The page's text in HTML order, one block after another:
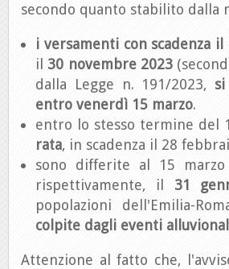
secondo quanto stabilito dalla
i versamenti con scadenza il
il 30 novembre 2023
dalla Legge n. 191/2023,
entro venerdì 15 marzo.
entro lo stesso termine del
rata, in scadenza il 28
sono differite al 15
rispettivamente, il 31
popolazioni dell'Emilia-
colpite dagli eventi
Attenzione al fatto che,